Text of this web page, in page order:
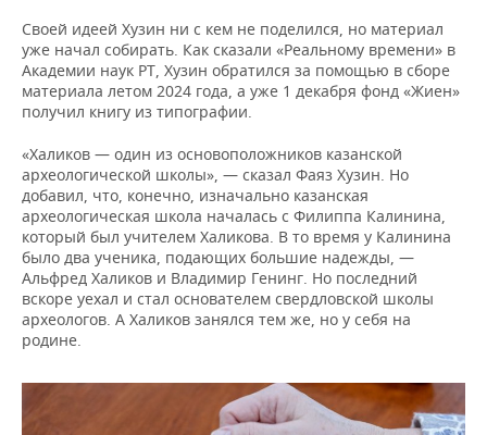
Своей идеей Хузин ни с кем не поделился, но материал
уже начал собирать. Как сказали «Реальному времени» в
Академии наук РТ, Хузин обратился за помощью в сборе
материала летом 2024 года, а уже 1 декабря фонд «Жиен»
получил книгу из типографии.
«Халиков — один из основоположников казанской
археологической школы», — сказал Фаяз Хузин. Но
добавил, что, конечно, изначально казанская
археологическая школа началась с Филиппа Калинина,
который был учителем Халикова. В то время у Калинина
было два ученика, подающих большие надежды, —
Альфред Халиков и Владимир Генинг. Но последний
вскоре уехал и стал основателем свердловской школы
археологов. А Халиков занялся тем же, но у себя на
родине.